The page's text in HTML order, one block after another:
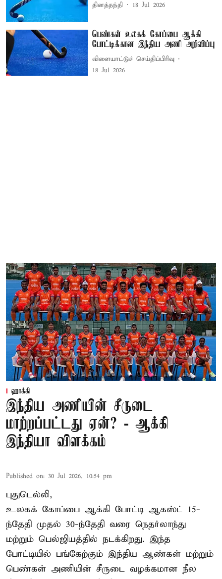
தினத்தந்தி 18 Jul 2026
பெண்கள் உலகக் கோப்பை ஆக்கி
போட்டிக்கான இந்திய அணி அறிவிப்பு
விளையாட்டுச் செய்திப்பிரிவு
18 Jul 2026
ஹாக்கி
இந்திய அணியின் சீருடை
மாற்றப்பட்டது ஏன்? - ஆக்கி
இந்தியா விளக்கம்
Published on: 30 Jul 2026, 10:54 pm
புதுடெல்லி,
உலகக் கோப்பை ஆக்கி போட்டி ஆகஸ்ட் 15-
ந்தேதி முதல் 30-ந்தேதி வரை நெதர்லாந்து
மற்றும் பெல்ஜியத்தில் நடக்கிறது. இந்த
போட்டியில் பங்கேற்கும் இந்திய ஆண்கள் மற்றும்
பெண்கள் அணியின் சீருடை வழக்கமான நீல